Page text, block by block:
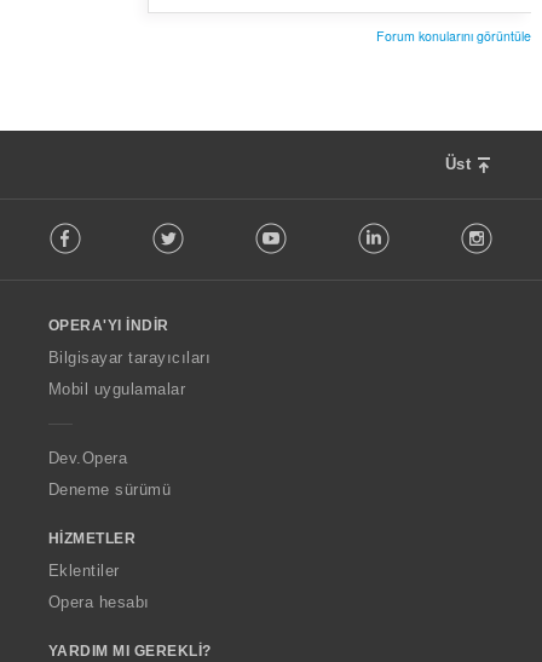
Forum konularını görüntüle
Üst
o
w
O
p
a
Facebook Twitter Youtube LinkedIn
OPERA'YI İNDIR
Bilgisayar tarayıcıları
Mobil uygulamalar
Dev.Opera
Deneme sürümü
HIZMETLER
Eklentiler
Opera hesabı
YARDIM MI GEREKLI?